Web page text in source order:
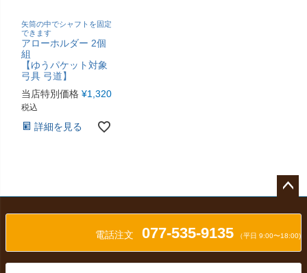
矢筒の中でシャフトを固定
できます
アローホルダー 2個
組
【ゆうパケット対象
弓具 弓道】
当店特別価格 ¥1,320
税込
詳細を見る
ップ
電話注文 077-535-9135 （平日 9:00〜18:00)